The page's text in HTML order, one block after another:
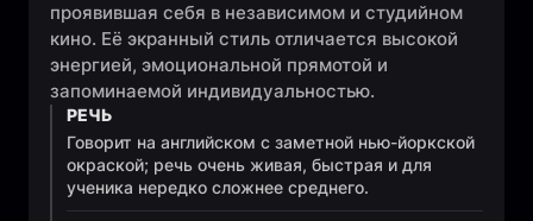
проявившая себя в независимом и студийном
кино. Её экранный стиль отличается высокой
энергией, эмоциональной прямотой и
запоминаемой индивидуальностью.
РЕЧЬ
Говорит на английском с заметной нью-йоркской
окраской; речь очень живая, быстрая и для
ученика нередко сложнее среднего.